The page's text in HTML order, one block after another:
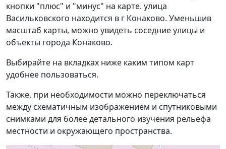
кнопки "плюс" и "минус" на карте. улица
Васильковского находится в г Конаково. Уменьшив
масштаб карты, можно увидеть соседние улицы и
объекты города Конаково.
Выбирайте на вкладках ниже каким типом карт
удобнее пользоваться.
Также, при необходимости можно переключаться
между схематичным изображением и спутниковыми
снимками для более детального изучения рельефа
местности и окружающего пространства.